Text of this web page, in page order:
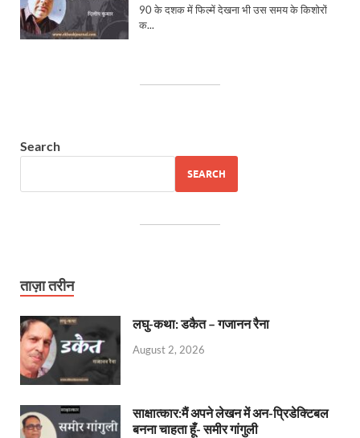
Search
SEARCH
ताज़ा तरीन
लघु-कथा: डकैत – गजानन रैना
August 2, 2026
साक्षात्कार:मैं अपने लेखन में अन-प्रिडेक्टिबल
बनना चाहता हूँ- समीर गांगुली